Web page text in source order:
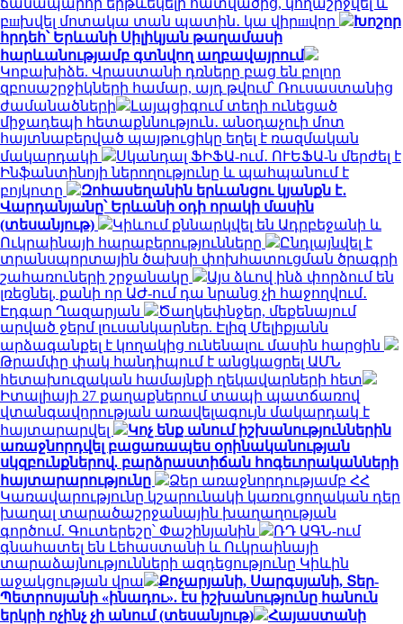
բшխվել մոտակա տան պատին․ կա վիրшվոր
Խոշոր
հրդեհ՝ Երևանի Սիլիկյան թաղամասի
հարևանությամբ գտնվող աղբավայրում
Կոբախիձե. Վրաստանի դռները բաց են բոլոր
զբոսաշրջիկների համար, այդ թվում՝ Ռուսաստանից
ժամանածների
Լայպցիգում տեղի ունեցած
միջադեպի հետաքննություն․ անօդաչուի մոտ
հայտնաբերված պայթուցիկը եղել է ռազմական
մակարդակի
Սկանդալ ՖԻՖԱ-ում․ ՈՒԵՖԱ-ն մերժել է
Ինֆանտինոյի ներողությունը և պահպանում է
բոյկոտը
Զոհասեղանին երևանցու կյանքն է․
Վարդանյանը՝ Երևանի օդի որակի մասին
(տեսանյութ)
Կիևում քննարկվել են Ադրբեջանի և
Ուկրաինայի հարաբերությունները
Ընդլայնվել է
տրանսպորտային ծախսի փոխհատուցման ծրագրի
շահառուների շրջանակը
Այս ձևով ինձ փորձում են
լռեցնել, քանի որ ԱԺ-ում դա նրանց չի հաջողվում․
Էդգար Ղազարյան
Ծաղկեփնջեր, մեքենայում
արված ջերմ լուսանկարներ. Էլիզ Մելիքյանն
արձագանքել է կողակից ունենալու մասին հարցին
Թրամփը փակ հանդիպում է անցկացրել ԱՄՆ
հետախուզական համայնքի ղեկավարների հետ
Իտալիայի 27 քաղաքներում տապի պատճառով
վտանգավորության առավելագույն մակարդակ է
հայտարարվել
Կոչ ենք անում իշխանություններին
առաջնորդվել բացառապես օրինականության
սկզբունքներով. բարձրաստիճան հոգեւորականների
հայտարարությունը
Ձեր առաջնորդությամբ ՀՀ
Կառավարությունը կշարունակի կառուցողական դեր
խաղալ տարածաշրջանային խաղաղության
գործում. Գուտերեշը՝ Փաշինյանին
ՌԴ ԱԳՆ-ում
գնահատել են Լեհաստանի և Ուկրաինայի
տարաձայնությունների ազդեցությունը Կիևին
աջակցության վրա
Քոչարյանի, Սարգսյանի, Տեր-
Պետրոսյանի «ինադու». էս իշխանությունը հանուն
երկրի ոչինչ չի անում (տեսանյութ)
Հայաստանի